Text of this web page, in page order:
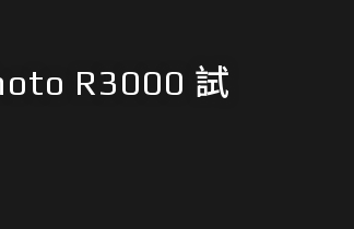
R3000 試